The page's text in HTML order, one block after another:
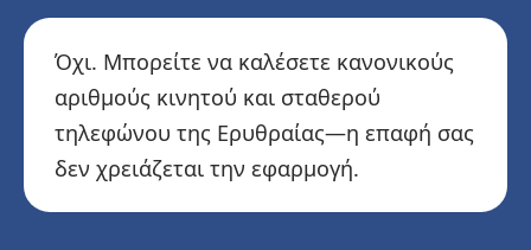
Όχι. Μπορείτε να καλέσετε κανονικούς
αριθμούς κινητού και σταθερού
τηλεφώνου της Ερυθραίας—η επαφή σας
δεν χρειάζεται την εφαρμογή.